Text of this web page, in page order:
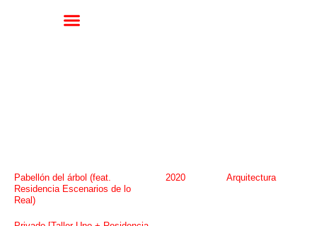
Pabellón del árbol (feat.
Residencia Escenarios de lo
Real)
2020 Arquitectura